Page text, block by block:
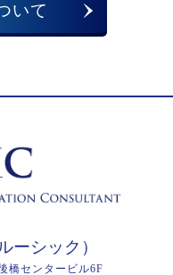
いて
ーシック）
橋センタービル6F